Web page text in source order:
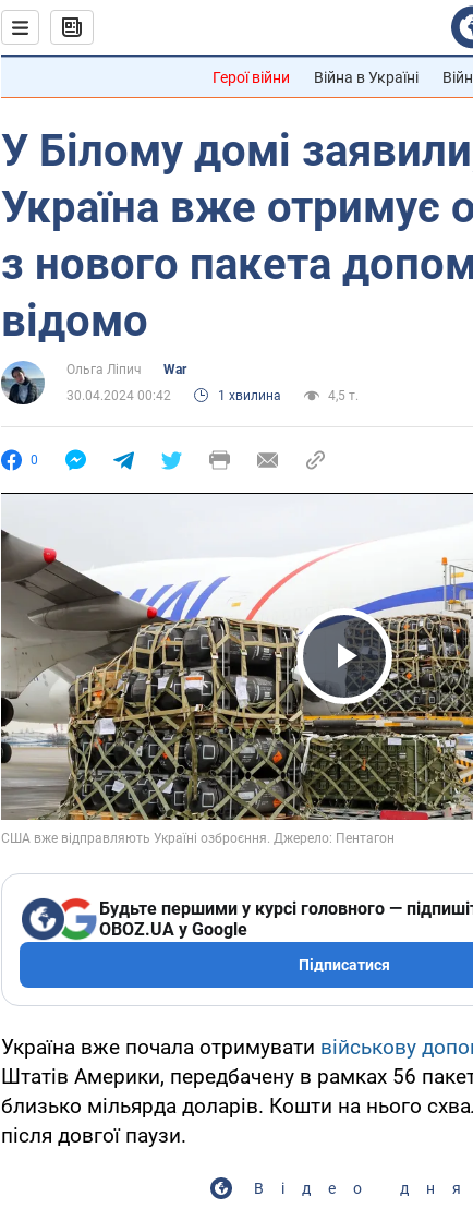
Герої війни Війна в Україні
У Білому домі
Україна вже отримує
з нового пакета
відомо
Ольга Ліпич
War
30.04.2024 00:42
1 хвилина 4,5 т.
0
Play
Будьте першими у курсі головного —
OBOZ.UA у Google
Підписатися
Україна вже почала отримувати військову
Штатів Америки, передбачену в рамках 56
близько мільярда доларів. Кошти на нього
після довгої паузи.
Відео дня